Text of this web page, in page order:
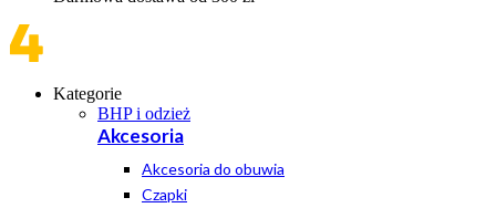
Kategorie
BHP i odzież
Akcesoria
Akcesoria do obuwia
Czapki